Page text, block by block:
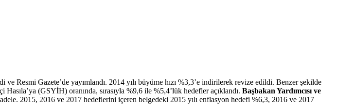
Resmi Gazete’de yayımlandı. 2014 yılı büyüme hızı %3,3’e indirilerek revize edildi. Benzer şekilde
(GSYİH) oranında, sırasıyla %9,6 ile %5,4’lük hedefler açıklandı. Başbakan Yardımcısı ve
2015, 2016 ve 2017 hedeflerini içeren belgedeki 2015 yılı enflasyon hedefi %6,3, 2016 ve 2017